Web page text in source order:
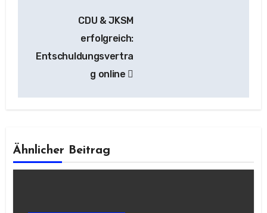
CDU & JKSM
erfolgreich:
Entschuldungsvertra
g online
Ähnlicher Beitrag